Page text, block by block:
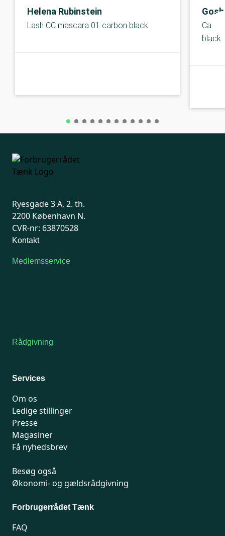
Helena Rubinstein
Lash CC mascara 01 carbon black
Gosh
black
Ryesgade 3 A, 2. th.
2200 København N.
CVR-nr: 63870528
Kontakt
Medlemsservice
Rådgivning
Services
Om os
Ledige stillinger
Presse
Magasiner
Få nyhedsbrev
Besøg også
Økonomi- og gældsrådgivning
Forbrugerrådet Tænk
FAQ